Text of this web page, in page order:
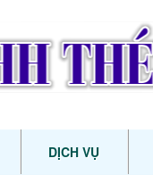
DỊCH VỤ